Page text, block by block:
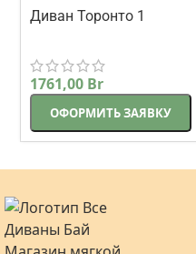
Диван Торонто 1
бежевый
1761,00 Br
ОФОРМИТЬ ЗАЯВКУ